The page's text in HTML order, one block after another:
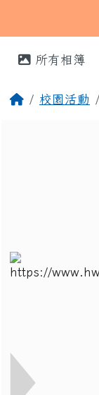
所有相簿
回首頁
校園活動